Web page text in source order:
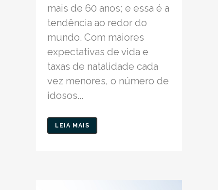
mais de 60 anos; e essa é a
tendência ao redor do
mundo. Com maiores
expectativas de vida e
taxas de natalidade cada
vez menores, o número de
idosos...
LEIA MAIS